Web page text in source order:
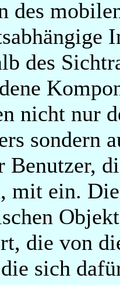
des
des
nicht nur
sondern
Benutzer,
mit ein.
die von
sich